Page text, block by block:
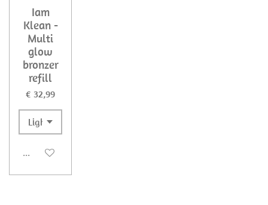
Iam
Klean -
Multi
glow
bronzer
refill
€ 32,99
Uitgeschakeld